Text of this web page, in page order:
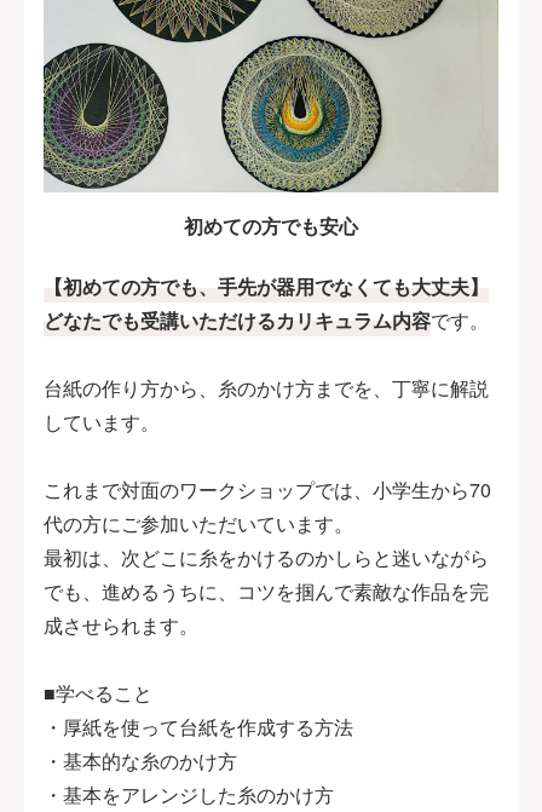
初めての方でも安心
【初めての方でも、手先が器用でなくても大丈夫】
どなたでも受講いただけるカリキュラム内容です。
台紙の作り方から、糸のかけ方までを、丁寧に解説
しています。
これまで対面のワークショップでは、小学生から70
代の方にご参加いただいています。
最初は、次どこに糸をかけるのかしらと迷いながら
でも、進めるうちに、コツを掴んで素敵な作品を完
成させられます。
■学べること
・厚紙を使って台紙を作成する方法
・基本的な糸のかけ方
・基本をアレンジした糸のかけ方